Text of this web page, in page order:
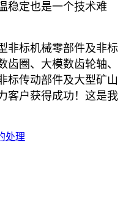
稳定也是一个技术难
非标机械零部件及非标
齿圈、大模数齿轮轴、
标传动部件及大型矿山
客户获得成功！这是我
处理